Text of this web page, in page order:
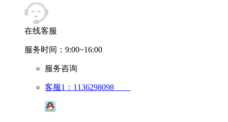
在线客服
服务时间：9:00~16:00
服务咨询
客服1：1136298098